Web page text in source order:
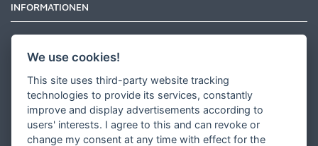
INFORMATIONEN
Versandinformationen
Partner werden
Designer werden
We use cookies!
This site uses third-party website tracking
technologies to provide its services, constantly
improve and display advertisements according to
users' interests. I agree to this and can revoke or
change my consent at any time with effect for the